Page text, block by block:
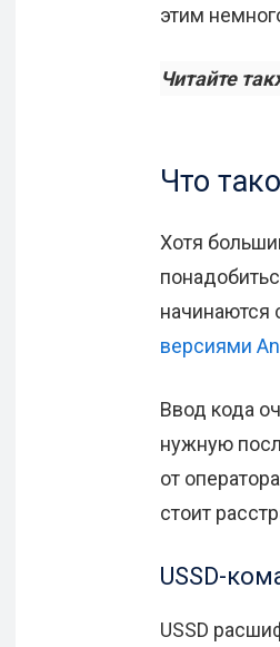
этим
Читайте
Что
Хотя
начинаются
версиями
Ввод кода
нужную
от
стоит
USSD-
USSD